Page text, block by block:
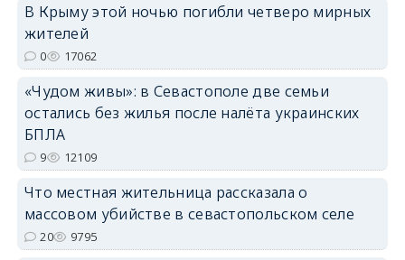
erid: 2SDnjdvhGXG
В Крыму этой ночью погибли четверо мирных
жителей
0 17062
«Чудом живы»: в Севастополе две семьи
остались без жилья после налёта украинских
БПЛА
9 12109
Что местная жительница рассказала о
массовом убийстве в севастопольском селе
20 9795